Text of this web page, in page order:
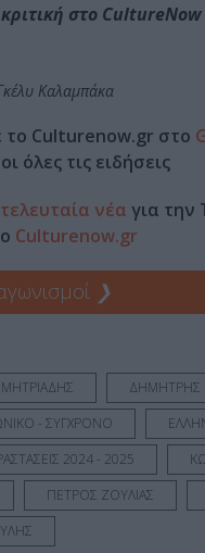
στο CultureNow
Καλαμπάκα
το Culturenow.gr στο
όλες τις ειδήσεις
τελευταία νέα για την
Culturenow.gr
❯
ΔΗΜΗΤΡΗΣ
- ΣΥΓΧΡΟΝΟ
2024 - 2025
ΠΕΤΡΟΣ ΖΟΥΛΙΑΣ